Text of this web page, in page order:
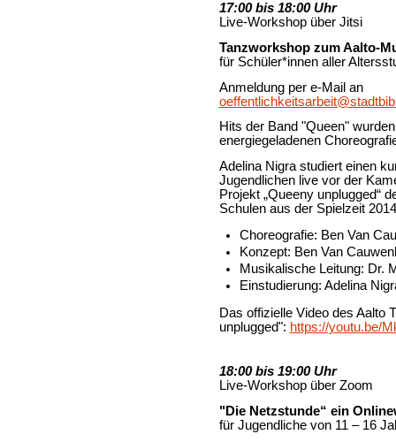
17:00 bis 18:00 Uhr
Live-Workshop über Jitsi
Tanzworkshop zum Aalto-
für Schüler*innen aller
Anmeldung per e-Mail an
Hits der Band "Queen"
energiegeladenen
Adelina Nigra studiert einen
Jugendlichen live vor der
Projekt „Queeny unplugged“
Schulen aus der Spielzeit
Choreografie: Ben Van
Konzept: Ben Van
Musikalische Leitung: Dr.
Einstudierung: Adelina
Das offizielle Video des Aalto
unplugged": https://youtu.be/
18:00 bis 19:00 Uhr
Live-Workshop über Zoom
"Die Netzstunde“ ein
für Jugendliche von 11 – 16